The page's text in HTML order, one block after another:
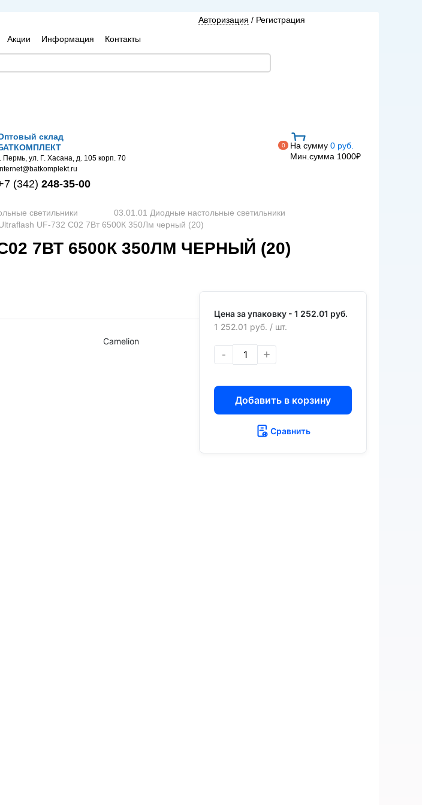
Акции Информация Контакты
Авторизация / Регистрация
склад
Пермь, ул. Г. Хасана, д. 105 корп. 70
(342) 248-35-00
0 На сумму 0 руб.
Мин.сумма 1000₽
светильники
03.01.01 Диодные настольные светильники
UF-732 С02 7Вт 6500К 350Лм черный (20)
7ВТ 6500К 350ЛМ ЧЕРНЫЙ (20)
Camelion
Цена за упаковку - 1 252.01 руб.
1 252.01 руб. / шт.
- +
Добавить в корзину
Сравнить